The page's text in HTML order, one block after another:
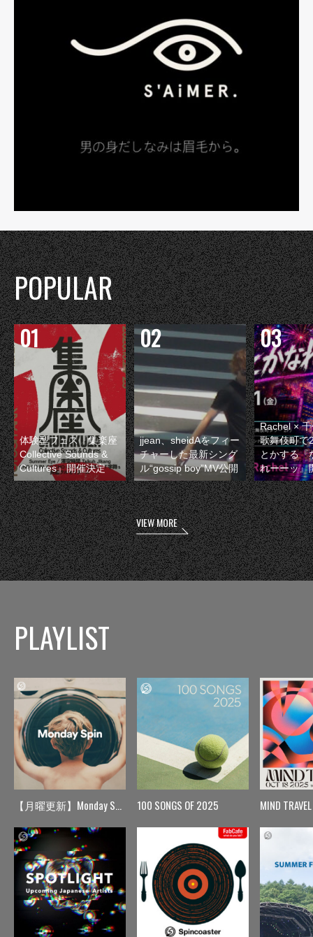
POPULAR
体験型フェス『集楽座
Collective Sounds &
Cultures』開催決定
jjean、sheidAをフィー
チャーした最新シング
ル“gossip boy”MV公開
Rachel ×
歌舞伎町で
とかする『
れーーッ』
VIEW MORE
PLAYLIST
【月曜更新】Monday Spin 100 SONGS OF 2025 MIND TRAVEL